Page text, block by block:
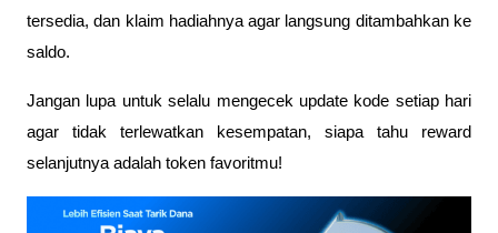
tersedia, dan klaim hadiahnya agar langsung ditambahkan ke
saldo.
Jangan lupa untuk selalu mengecek update kode setiap hari
agar tidak terlewatkan kesempatan, siapa tahu reward
selanjutnya adalah token favoritmu!